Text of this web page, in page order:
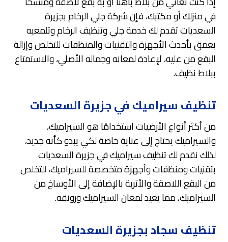
في منزلك أو مكتبك، فإن شركة جلي الرخام بجزيرة
السعديات تقدم لك خدمة جلي وتنظيف الرخام وتلمعيه
بعمق بأحدث الأجهزة والتقنيات والمنظفات للتخلص وإزالة
البقع من عليه، لإعادة لمعانه وجماله الأصلي، والاستمتاع
ببلاط نظيف.
تنظيف سيراميك في جزيرة السعديات
من أكثر أنواع الأرضيات استخدامًا هو السيراميك،
والسيراميك يحتاج إلى عناية خاصة لكي يبدو كأنه جديد،
لذلك نقدم لك تنظيف سيراميك في جزيرة السعديات
بتقنيات ومنظفات وأجهزة متخصصة للسيراميك، للتخلص
من البقع اللاصقة والأتربة بالإضافة إلى الأوساخ من
السيراميك، مما يعيد لمعان السيراميك ورونقه.
تنظيف سجاد بجزيرة السعديات